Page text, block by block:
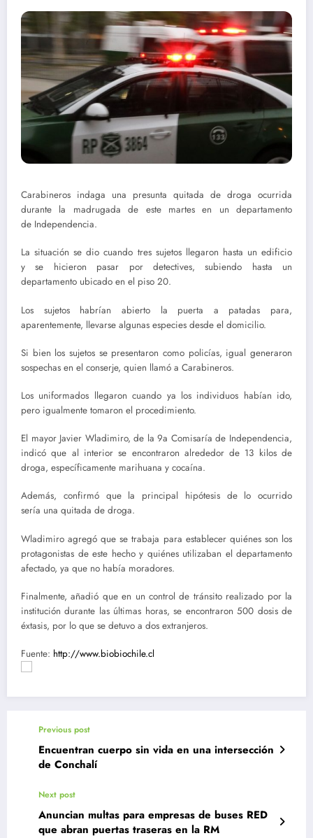
Carabineros indaga una presunta quitada de droga ocurrida
durante la madrugada de este martes en un departamento
de Independencia.
La situación se dio cuando tres sujetos llegaron hasta un edificio
y se hicieron pasar por detectives, subiendo hasta un
departamento ubicado en el piso 20.
Los sujetos habrían abierto la puerta a patadas para,
aparentemente, llevarse algunas especies desde el domicilio.
Si bien los sujetos se presentaron como policías, igual generaron
sospechas en el conserje, quien llamó a Carabineros.
Los uniformados llegaron cuando ya los individuos habían ido,
pero igualmente tomaron el procedimiento.
El mayor Javier Wladimiro, de la 9a Comisaría de Independencia,
indicó que al interior se encontraron alrededor de 13 kilos de
droga, específicamente marihuana y cocaína.
Además, confirmó que la principal hipótesis de lo ocurrido
sería una quitada de droga.
Wladimiro agregó que se trabaja para establecer quiénes son los
protagonistas de este hecho y quiénes utilizaban el departamento
afectado, ya que no había moradores.
Finalmente, añadió que en un control de tránsito realizado por la
institución durante las últimas horas, se encontraron 500 dosis de
éxtasis, por lo que se detuvo a dos extranjeros.
Fuente: http://www.biobiochile.cl
Previous post
Encuentran cuerpo sin vida en una intersección
de Conchalí
Next post
Anuncian multas para empresas de buses RED
que abran puertas traseras en la RM